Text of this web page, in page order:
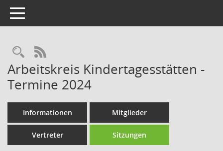
Toggle navigation
Rechercheauswahl
RSS-Feed
Arbeitskreis Kindertagesstätten -
Termine 2024
Informationen Mitglieder
Vertreter Sitzungen